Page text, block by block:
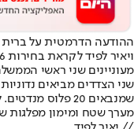
מעוניינים שני ראשי
שני הצדדים מביאים
שמנבאים 20
מערך שטח ומימון מפלגות